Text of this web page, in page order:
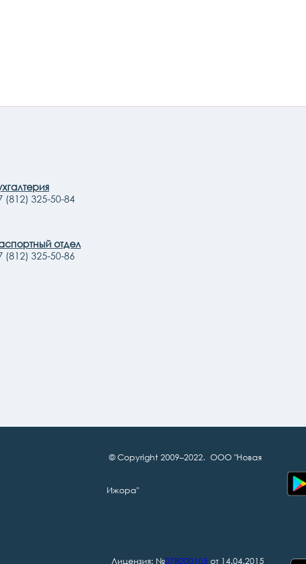
(812) 325-50-84
отдел
(812) 325-50-86
© Copyright 2009–2022. ООО "Новая
Ижора"
Лицензия: №078000105 от 14.04.2015